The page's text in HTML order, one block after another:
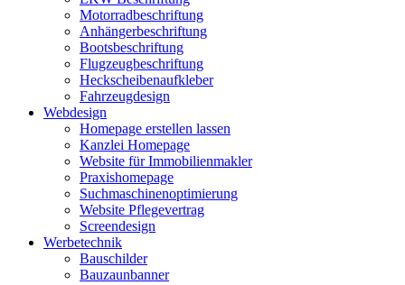
Motorradbeschriftung
Anhängerbeschriftung
Bootsbeschriftung
Flugzeugbeschriftung
Heckscheibenaufkleber
Fahrzeugdesign
Webdesign
Homepage erstellen lassen
Kanzlei Homepage
Website für Immobilienmakler
Praxishomepage
Suchmaschinenoptimierung
Website Pflegevertrag
Screendesign
Werbetechnik
Bauschilder
Bauzaunbanner